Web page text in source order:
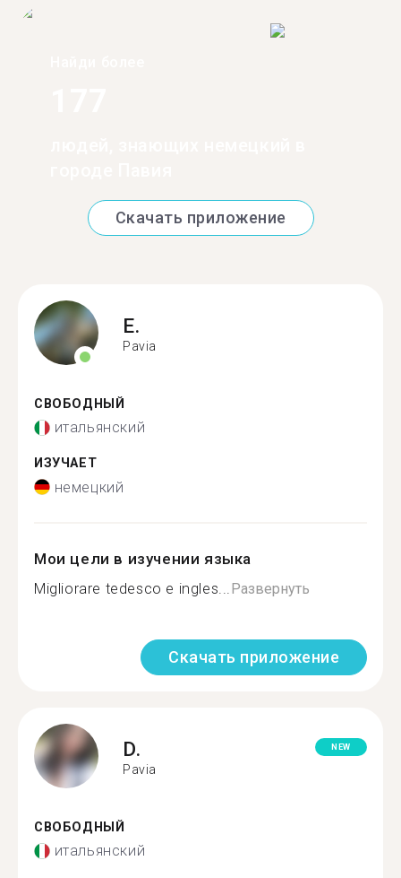
Скачать приложение
E.
Pavia
СВОБОДНЫЙ
итальянский
ИЗУЧАЕТ
немецкий
Мои цели в изучении языка
Migliorare tedesco e ingles... Развернуть
Скачать приложение
D.
Pavia
NEW
СВОБОДНЫЙ
итальянский